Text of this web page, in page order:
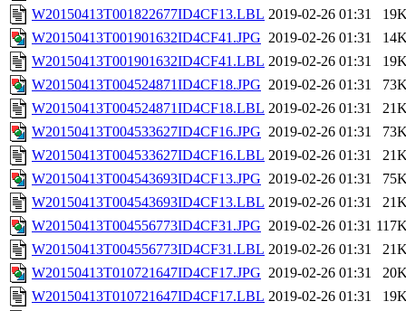
W20150413T001822677ID4CF13.LBL 2019-02-26 01:31
W20150413T001901632ID4CF41.JPG 2019-02-26 01:31
W20150413T001901632ID4CF41.LBL 2019-02-26 01:31
W20150413T004524871ID4CF18.JPG 2019-02-26 01:31
W20150413T004524871ID4CF18.LBL 2019-02-26 01:31
W20150413T004533627ID4CF16.JPG 2019-02-26 01:31
W20150413T004533627ID4CF16.LBL 2019-02-26 01:31
W20150413T004543693ID4CF13.JPG 2019-02-26 01:31
W20150413T004543693ID4CF13.LBL 2019-02-26 01:31
W20150413T004556773ID4CF31.JPG 2019-02-26 01:31
W20150413T004556773ID4CF31.LBL 2019-02-26 01:31
W20150413T010721647ID4CF17.JPG 2019-02-26 01:31
W20150413T010721647ID4CF17.LBL 2019-02-26 01:31